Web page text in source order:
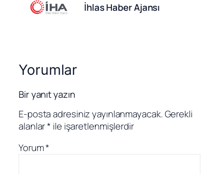
İhlas Haber Ajansı
Yorumlar
Bir yanıt yazın
E-posta adresiniz yayınlanmayacak.Gerekli
alanlar* ile işaretlenmişlerdir
Yorum*